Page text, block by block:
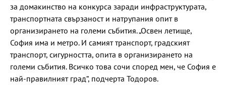
за домакинство на конкурса заради инфраструктурата,
транспортната свързаност и натрупания опит в
организирането на големи събития. „Освен летище,
София има и метро. И самият транспорт, градският
транспорт, сигурността, опита в организирането на
големи събития. Всичко това сочи според мен, че София е
най-правилният град“, подчерта Тодоров.